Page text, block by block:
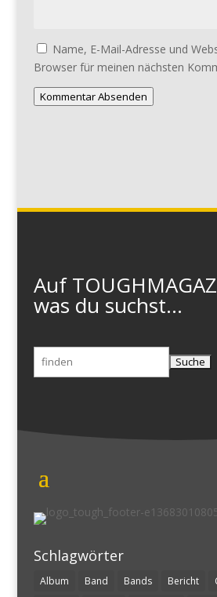
Name, E-Mail-Adresse und
Browser für meinen nächsten
Kommentar Absenden
Auf
was du suchst...
Suchen
Schlagwörter
Album Band Bands Bericht